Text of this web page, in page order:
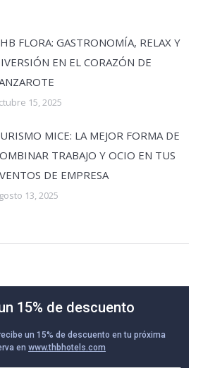
FLORA: GASTRONOMÍA, RELAX Y
EN EL CORAZÓN DE
15, 2025
MICE: LA MEJOR FORMA DE
TRABAJO Y OCIO EN TUS
DE EMPRESA
13, 2025
15% de descuento
un 15% de descuento en tu próxima
en www.thbhotels.com